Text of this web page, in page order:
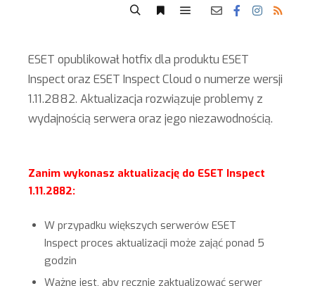
ESET opublikował hotfix dla produktu ESET
Inspect oraz ESET Inspect Cloud o numerze wersji
1.11.2882. Aktualizacja rozwiązuje problemy z
wydajnością serwera oraz jego niezawodnością.
Zanim wykonasz aktualizację do ESET Inspect
1.11.2882:
W przypadku większych serwerów ESET
Inspect proces aktualizacji może zająć ponad 5
godzin
Ważne jest, aby ręcznie zaktualizować serwer